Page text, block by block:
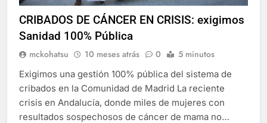
CRIBADOS DE CÁNCER EN CRISIS: exigimos
Sanidad 100% Pública
mckohatsu 10 meses atrás 0 5 minutos
Exigimos una gestión 100% pública del sistema de
cribados en la Comunidad de Madrid La reciente
crisis en Andalucía, donde miles de mujeres con
resultados sospechosos de cáncer de mama no…